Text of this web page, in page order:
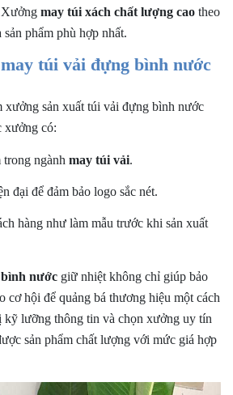
Xưởng may túi xách chất lượng cao theo
phẩm phù hợp nhất.
túi vải đựng bình nước
xưởng sản xuất túi vải đựng bình nước
xưởng có:
ngành may túi vải.
đại để đảm bảo logo sắc nét.
hàng như làm mẫu trước khi sản xuất
nước giữ nhiệt không chỉ giúp bảo
cơ hội để quảng bá thương hiệu một cách
kỹ lưỡng thông tin và chọn xưởng uy tín
sản phẩm chất lượng với mức giá hợp